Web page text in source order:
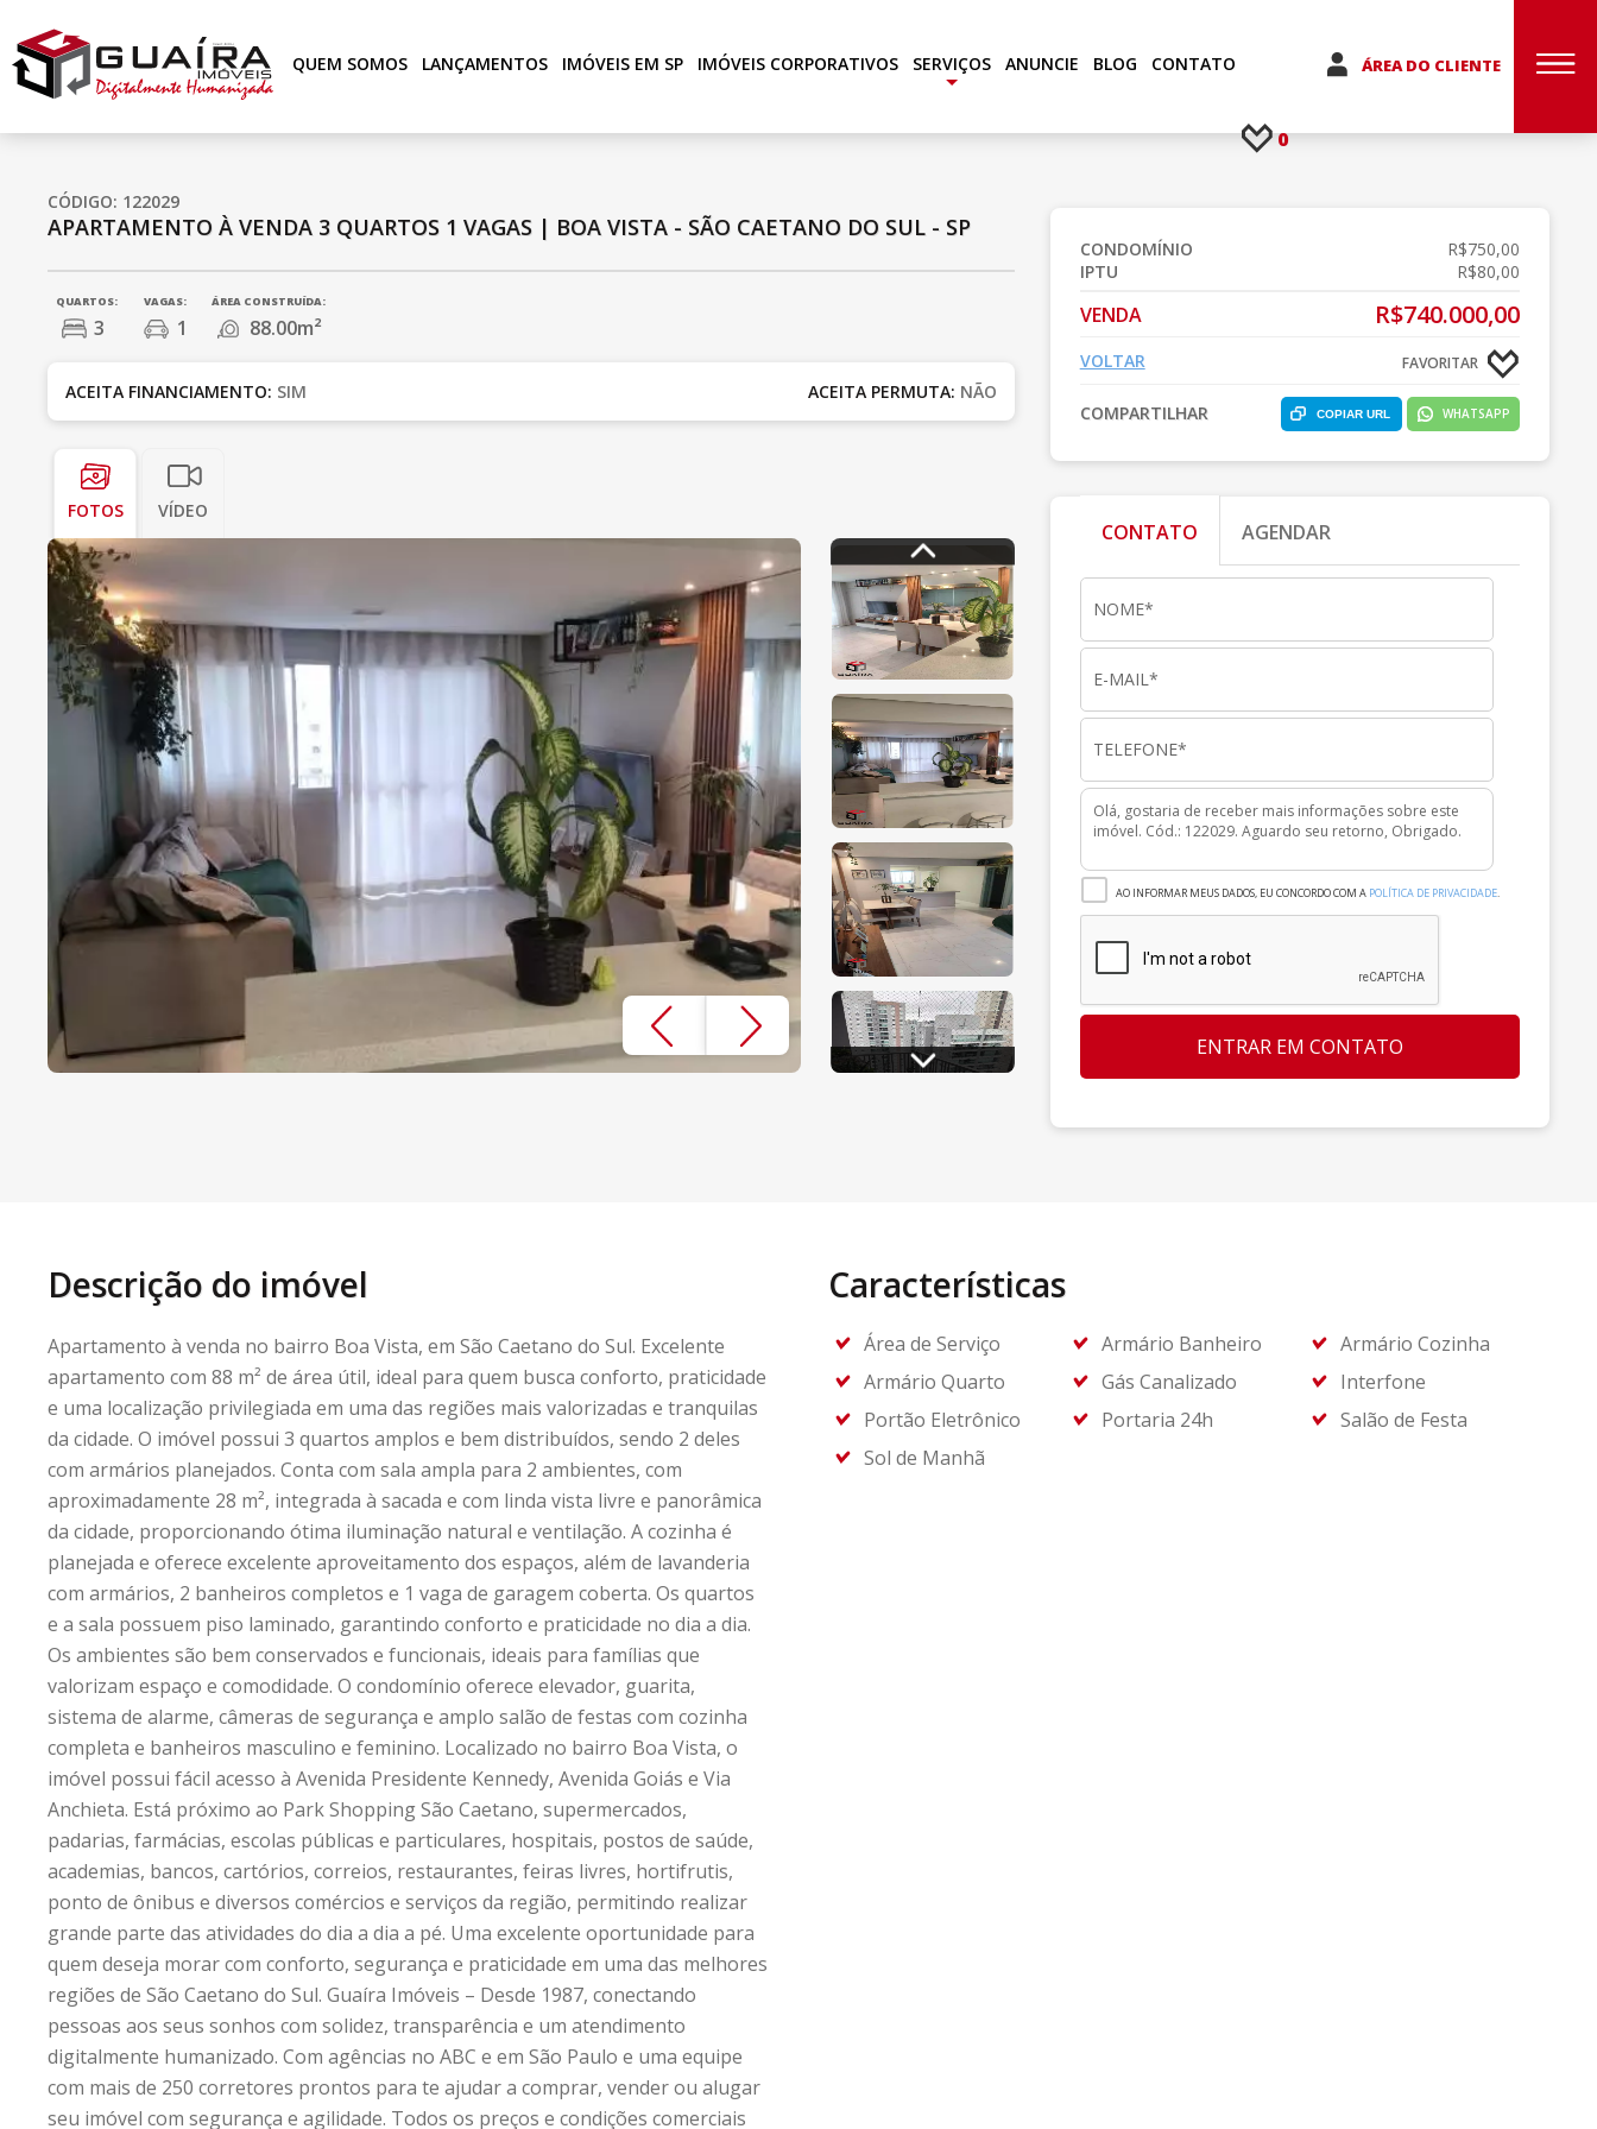
QUEM SOMOS LANÇAMENTOS IMÓVEIS EM SP
IMÓVEIS CORPORATIVOS
SERVIÇOS ANUNCIE BLOG CONTATO ÁREA DO CLIENTE
0
CÓDIGO: 122029
APARTAMENTO À VENDA 3 QUARTOS 1 VAGAS | BOA VISTA - SÃO CAETANO DO SUL - SP
QUARTOS:
3
VAGAS:
1
ÁREA CONSTRUÍDA:
88.00m²
ACEITA FINANCIAMENTO: SIM ACEITA PERMUTA: NÃO
FOTOS VÍDEO
CONDOMÍNIO
R$750,00
IPTU
R$80,00
VENDA R$740.000,00
FAVORITAR
VOLTAR
COMPARTILHAR WHATSAPP
COPIAR URL
CONTATO AGENDAR
AO INFORMAR MEUS DADOS, EU CONCORDO COM A POLÍTICA DE PRIVACIDADE.
ENTRAR EM CONTATO
Descrição do imóvel
Apartamento à venda no bairro Boa Vista, em São Caetano do Sul. Excelente
apartamento com 88 m² de área útil, ideal para quem busca conforto, praticidade
e uma localização privilegiada em uma das regiões mais valorizadas e tranquilas
da cidade. O imóvel possui 3 quartos amplos e bem distribuídos, sendo 2 deles
com armários planejados. Conta com sala ampla para 2 ambientes, com
aproximadamente 28 m², integrada à sacada e com linda vista livre e panorâmica
da cidade, proporcionando ótima iluminação natural e ventilação. A cozinha é
planejada e oferece excelente aproveitamento dos espaços, além de lavanderia
com armários, 2 banheiros completos e 1 vaga de garagem coberta. Os quartos
e a sala possuem piso laminado, garantindo conforto e praticidade no dia a dia.
Os ambientes são bem conservados e funcionais, ideais para famílias que
valorizam espaço e comodidade. O condomínio oferece elevador, guarita,
sistema de alarme, câmeras de segurança e amplo salão de festas com cozinha
completa e banheiros masculino e feminino. Localizado no bairro Boa Vista, o
imóvel possui fácil acesso à Avenida Presidente Kennedy, Avenida Goiás e Via
Anchieta. Está próximo ao Park Shopping São Caetano, supermercados,
padarias, farmácias, escolas públicas e particulares, hospitais, postos de saúde,
academias, bancos, cartórios, correios, restaurantes, feiras livres, hortifrutis,
ponto de ônibus e diversos comércios e serviços da região, permitindo realizar
grande parte das atividades do dia a dia a pé. Uma excelente oportunidade para
quem deseja morar com conforto, segurança e praticidade em uma das melhores
regiões de São Caetano do Sul. Guaíra Imóveis – Desde 1987, conectando
pessoas aos seus sonhos com solidez, transparência e um atendimento
digitalmente humanizado. Com agências no ABC e em São Paulo e uma equipe
com mais de 250 corretores prontos para te ajudar a comprar, vender ou alugar
seu imóvel com segurança e agilidade. Todos os preços e condições comerciais
Características
Área de Serviço Armário Banheiro
Armário Cozinha
Armário Quarto
Gás Canalizado
Interfone
Portão Eletrônico
Portaria 24h
Salão de Festa
Sol de Manhã